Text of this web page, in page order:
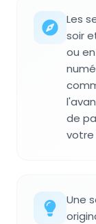
Les
soir
ou
de
votre
Une